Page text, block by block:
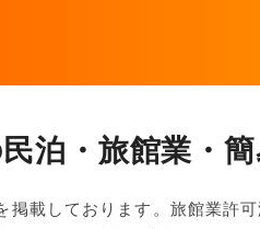
泊・旅館業・
載しております。旅館業許